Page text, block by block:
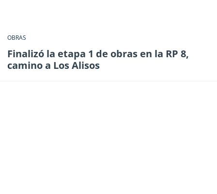
OBRAS
Finalizó la etapa 1 de obras en la RP 8,
camino a Los Alisos